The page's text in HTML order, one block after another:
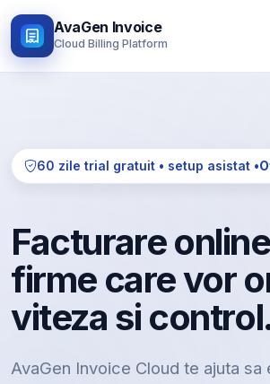
AvaGen Invoice
Cloud Billing Platform
60 zile trial gratuit • setup asistat •
Facturare
firme care vor
viteza si
AvaGen Invoice Cloud te ajuta sa